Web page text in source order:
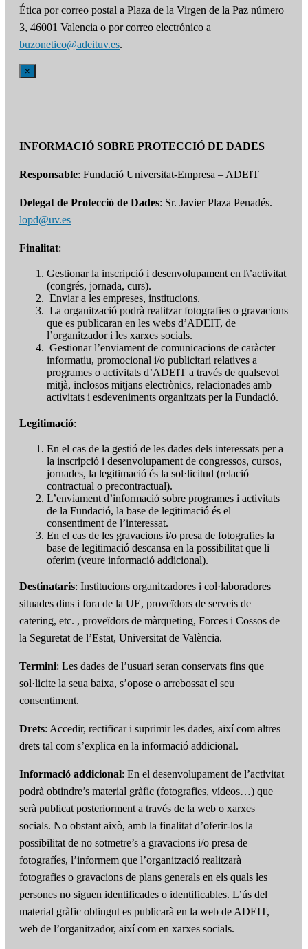
Ética por correo postal a Plaza de la Virgen de la Paz número
3, 46001 Valencia o por correo electrónico a
buzonetico@adeituv.es.
×
INFORMACIÓ SOBRE PROTECCIÓ DE DADES
Responsable: Fundació Universitat-Empresa – ADEIT
Delegat de Protecció de Dades: Sr. Javier Plaza Penadés.
lopd@uv.es
Finalitat:
Gestionar la inscripció i desenvolupament en l\’activitat
(congrés, jornada, curs).
Enviar a les empreses, institucions.
La organització podrà realitzar fotografies o gravacions
que es publicaran en les webs d’ADEIT, de
l’organitzador i les xarxes socials.
Gestionar l’enviament de comunicacions de caràcter
informatiu, promocional i/o publicitari relatives a
programes o activitats d’ADEIT a través de qualsevol
mitjà, inclosos mitjans electrònics, relacionades amb
activitats i esdeveniments organitzats per la Fundació.
Legitimació:
En el cas de la gestió de les dades dels interessats per a
la inscripció i desenvolupament de congressos, cursos,
jornades, la legitimació és la sol·licitud (relació
contractual o precontractual).
L’enviament d’informació sobre programes i activitats
de la Fundació, la base de legitimació és el
consentiment de l’interessat.
En el cas de les gravacions i/o presa de fotografies la
base de legitimació descansa en la possibilitat que li
oferim (veure informació addicional).
Destinataris: Institucions organitzadores i col·laboradores
situades dins i fora de la UE, proveïdors de serveis de
catering, etc. , proveïdors de màrqueting, Forces i Cossos de
la Seguretat de l’Estat, Universitat de València.
Termini: Les dades de l’usuari seran conservats fins que
sol·licite la seua baixa, s’opose o arrebossat el seu
consentiment.
Drets: Accedir, rectificar i suprimir les dades, així com altres
drets tal com s’explica en la informació addicional.
Informació addicional: En el desenvolupament de l’activitat
podrà obtindre’s material gràfic (fotografies, vídeos…) que
serà publicat posteriorment a través de la web o xarxes
socials. No obstant això, amb la finalitat d’oferir-los la
possibilitat de no sotmetre’s a gravacions i/o presa de
fotografíes, l’informem que l’organització realitzarà
fotografies o gravacions de plans generals en els quals les
persones no siguen identificades o identificables. L’ús del
material gràfic obtingut es publicarà en la web de ADEIT,
web de l’organitzador, així com en xarxes socials.